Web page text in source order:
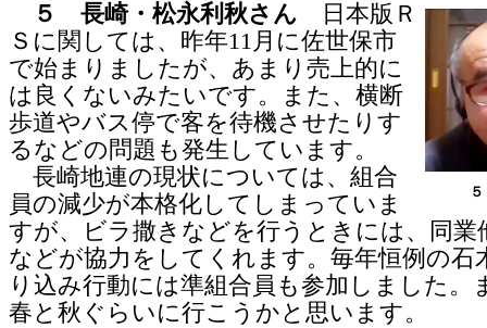
５ 長崎・松永利秋さん 日本版Ｒ
Ｓに関しては、昨年11月に佐世保市
で始まりましたが、あまり売上的に
は良くないみたいです。また、横断
歩道やバス停で客を待機させたりす
るなどの問題も発生しています。
長崎地連の現状については、組合
員の減少が本格化してしまっていま
すが、ビラ撒きなどを行うときには、同業
などが協力をしてくれます。毎年恒例の石
り込み行動には準組合員も参加しました。
春と秋ぐらいに行こうかと思います。